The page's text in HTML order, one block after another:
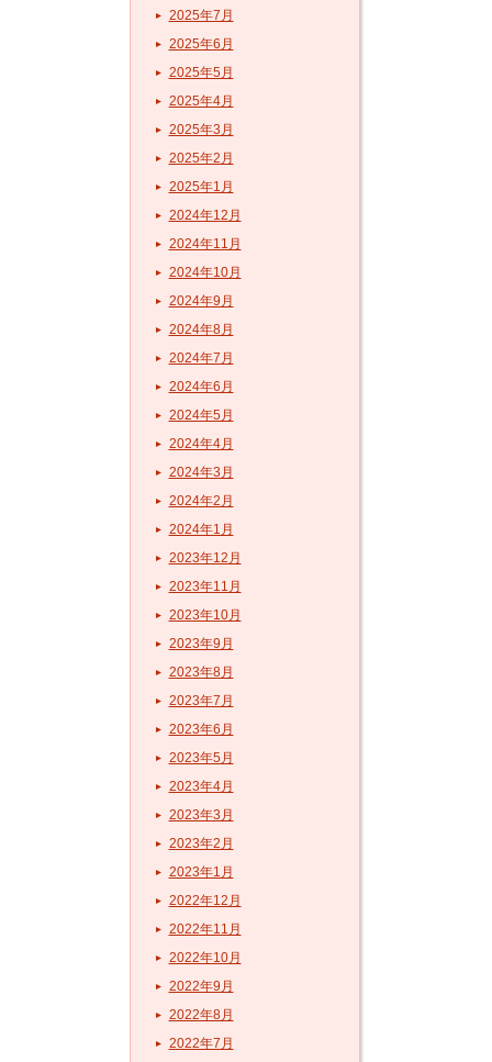
2025年7月
2025年6月
2025年5月
2025年4月
2025年3月
2025年2月
2025年1月
2024年12月
2024年11月
2024年10月
2024年9月
2024年8月
2024年7月
2024年6月
2024年5月
2024年4月
2024年3月
2024年2月
2024年1月
2023年12月
2023年11月
2023年10月
2023年9月
2023年8月
2023年7月
2023年6月
2023年5月
2023年4月
2023年3月
2023年2月
2023年1月
2022年12月
2022年11月
2022年10月
2022年9月
2022年8月
2022年7月